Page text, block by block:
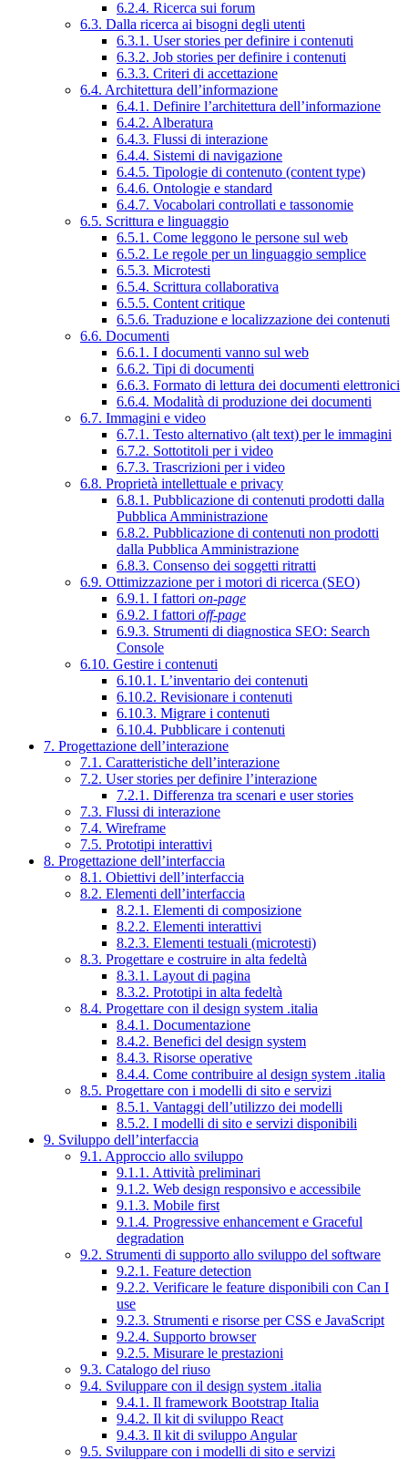
6.2.4. Ricerca sui forum
6.3. Dalla ricerca ai bisogni degli utenti
6.3.1. User stories per definire i contenuti
6.3.2. Job stories per definire i contenuti
6.3.3. Criteri di accettazione
6.4. Architettura dell’informazione
6.4.1. Definire l’architettura dell’informazione
6.4.2. Alberatura
6.4.3. Flussi di interazione
6.4.4. Sistemi di navigazione
6.4.5. Tipologie di contenuto (content type)
6.4.6. Ontologie e standard
6.4.7. Vocabolari controllati e tassonomie
6.5. Scrittura e linguaggio
6.5.1. Come leggono le persone sul web
6.5.2. Le regole per un linguaggio semplice
6.5.3. Microtesti
6.5.4. Scrittura collaborativa
6.5.5. Content critique
6.5.6. Traduzione e localizzazione dei contenuti
6.6. Documenti
6.6.1. I documenti vanno sul web
6.6.2. Tipi di documenti
6.6.3. Formato di lettura dei documenti elettronici
6.6.4. Modalità di produzione dei documenti
6.7. Immagini e video
6.7.1. Testo alternativo (alt text) per le immagini
6.7.2. Sottotitoli per i video
6.7.3. Trascrizioni per i video
6.8. Proprietà intellettuale e privacy
6.8.1. Pubblicazione di contenuti prodotti dalla
Pubblica Amministrazione
6.8.2. Pubblicazione di contenuti non prodotti
dalla Pubblica Amministrazione
6.8.3. Consenso dei soggetti ritratti
6.9. Ottimizzazione per i motori di ricerca (SEO)
6.9.1. I fattori on-page
6.9.2. I fattori off-page
6.9.3. Strumenti di diagnostica SEO: Search
Console
6.10. Gestire i contenuti
6.10.1. L’inventario dei contenuti
6.10.2. Revisionare i contenuti
6.10.3. Migrare i contenuti
6.10.4. Pubblicare i contenuti
7. Progettazione dell’interazione
7.1. Caratteristiche dell’interazione
7.2. User stories per definire l’interazione
7.2.1. Differenza tra scenari e user stories
7.3. Flussi di interazione
7.4. Wireframe
7.5. Prototipi interattivi
8. Progettazione dell’interfaccia
8.1. Obiettivi dell’interfaccia
8.2. Elementi dell’interfaccia
8.2.1. Elementi di composizione
8.2.2. Elementi interattivi
8.2.3. Elementi testuali (microtesti)
8.3. Progettare e costruire in alta fedeltà
8.3.1. Layout di pagina
8.3.2. Prototipi in alta fedeltà
8.4. Progettare con il design system .italia
8.4.1. Documentazione
8.4.2. Benefici del design system
8.4.3. Risorse operative
8.4.4. Come contribuire al design system .italia
8.5. Progettare con i modelli di sito e servizi
8.5.1. Vantaggi dell’utilizzo dei modelli
8.5.2. I modelli di sito e servizi disponibili
9. Sviluppo dell’interfaccia
9.1. Approccio allo sviluppo
9.1.1. Attività preliminari
9.1.2. Web design responsivo e accessibile
9.1.3. Mobile first
9.1.4. Progressive enhancement e Graceful
degradation
9.2. Strumenti di supporto allo sviluppo del software
9.2.1. Feature detection
9.2.2. Verificare le feature disponibili con Can I
use
9.2.3. Strumenti e risorse per CSS e JavaScript
9.2.4. Supporto browser
9.2.5. Misurare le prestazioni
9.3. Catalogo del riuso
9.4. Sviluppare con il design system .italia
9.4.1. Il framework Bootstrap Italia
9.4.2. Il kit di sviluppo React
9.4.3. Il kit di sviluppo Angular
9.5. Sviluppare con i modelli di sito e servizi